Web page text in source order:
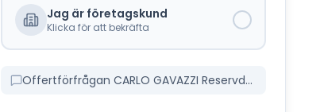
Jag är företagskund
Klicka för att bekräfta
Offertförfrågan CARLO GAVAZZI Reservdelar